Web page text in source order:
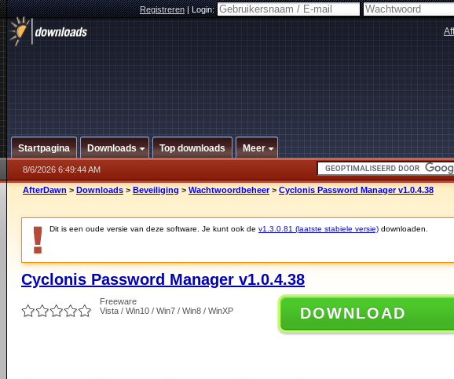
Registreren|Login:
Startpagina Downloads Top downloads Meer
8/6/2026 6:49:44 AM
AfterDawn > Downloads > Beveiliging > Wachtwoordbeheer > Cyclonis Password Manager v1.0.4.38
Dit is een oude versie van deze software. Je kunt ook de v1.3.0.81 (laatste stabiele versie) downloaden.
Cyclonis Password Manager v1.0.4.38
Freeware
Vista / Win10 / Win7 / Win8 / WinXP
DOWNLOAD